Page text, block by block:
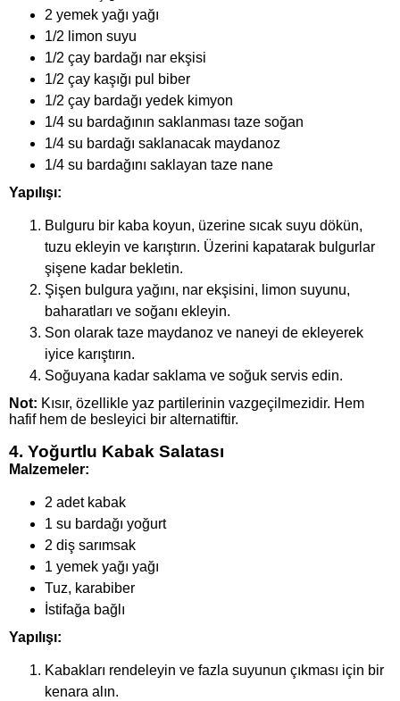
2 yemek yağı yağı
1/2 limon suyu
1/2 çay bardağı nar ekşisi
1/2 çay kaşığı pul biber
1/2 çay bardağı yedek kimyon
1/4 su bardağının saklanması taze soğan
1/4 su bardağı saklanacak maydanoz
1/4 su bardağını saklayan taze nane
Yapılışı:
Bulguru bir kaba koyun, üzerine sıcak suyu dökün,
tuzu ekleyin ve karıştırın. Üzerini kapatarak bulgurlar
şişene kadar bekletin.
Şişen bulgura yağını, nar ekşisini, limon suyunu,
baharatları ve soğanı ekleyin.
Son olarak taze maydanoz ve naneyi de ekleyerek
iyice karıştırın.
Soğuyana kadar saklama ve soğuk servis edin.
Not: Kısır, özellikle yaz partilerinin vazgeçilmezidir. Hem
hafif hem de besleyici bir alternatiftir.
4. Yoğurtlu Kabak Salatası
Malzemeler:
2 adet kabak
1 su bardağı yoğurt
2 diş sarımsak
1 yemek yağı yağı
Tuz, karabiber
İstifağa bağlı
Yapılışı:
Kabakları rendeleyin ve fazla suyunun çıkması için bir
kenara alın.